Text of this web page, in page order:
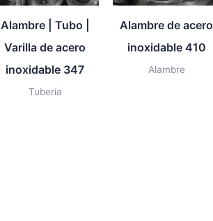
Alambre | Tubo |
Varilla de acero
inoxidable 347
Tubería
Alambre de acero
inoxidable 410
Alambre